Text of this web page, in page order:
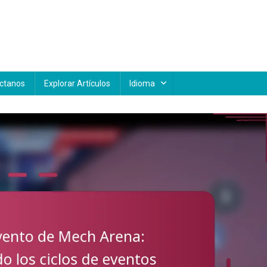
Explorar Artículos Idioma